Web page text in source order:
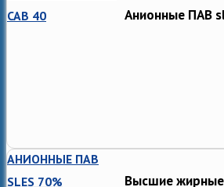
CAB 40
Анионные ПАВ
АНИОННЫЕ ПАВ
SLES 70%
Высшие